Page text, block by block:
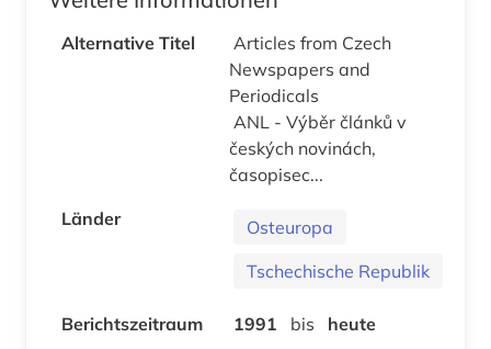
Alternative Titel
Articles from Czech
Newspapers and
Periodicals
ANL - Výběr článků v
českých novinách,
časopisec...
Länder
Osteuropa
Tschechische Republik
Berichtszeitraum 1991 bis heute